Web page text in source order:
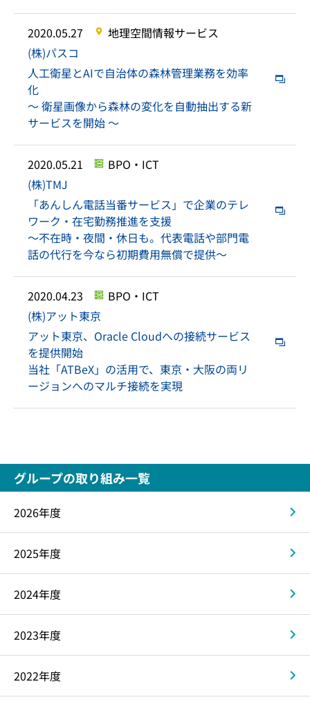
2020.05.27
地理空間情報サービス
(株)パスコ
人工衛星とAIで自治体の森林管理業務を効率
化
～ 衛星画像から森林の変化を自動抽出する新
サービスを開始 ～
2020.05.21
BPO・ICT
(株)TMJ
「あんしん電話当番サービス」で企業のテレ
ワーク・在宅勤務推進を支援
～不在時・夜間・休日も。代表電話や部門電
話の代行を今なら初期費用無償で提供～
2020.04.23
BPO・ICT
(株)アット東京
アット東京、Oracle Cloudへの接続サービス
を提供開始
当社「ATBeX」の活用で、東京・大阪の両リ
ージョンへのマルチ接続を実現
グループの取り組み一覧
2026年度
2025年度
2024年度
2023年度
2022年度